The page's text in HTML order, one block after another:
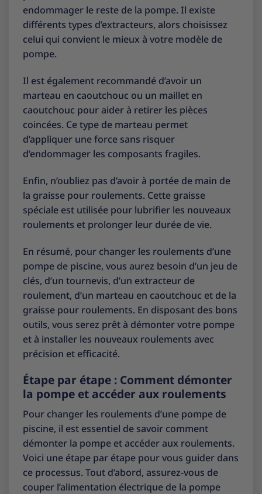
endommager le reste de la pompe. Il existe
différents types d’extracteurs, alors choisissez
celui qui convient le mieux à votre modèle de
pompe.
Il est également recommandé d’avoir un
marteau en caoutchouc ou un maillet en
caoutchouc pour aider à retirer les pièces
coincées. Ce type de marteau permet
d’appliquer une force sans risquer
d’endommager les composants fragiles.
Enfin, n’oubliez pas d’avoir à portée de main de
la graisse pour roulements. Cette graisse
spéciale est utilisée pour lubrifier les nouveaux
roulements et prolonger leur durée de vie.
En résumé, pour changer les roulements d’une
pompe de piscine, vous aurez besoin d’un jeu de
clés, d’un tournevis, d’un extracteur de
roulement, d’un marteau en caoutchouc et de la
graisse pour roulements. En disposant des bons
outils, vous serez prêt à démonter votre pompe
et à installer les nouveaux roulements avec
précision et efficacité.
Étape par étape : Comment démonter
la pompe et accéder aux roulements
Pour changer les roulements d’une pompe de
piscine, il est essentiel de savoir comment
démonter la pompe et accéder aux roulements.
Voici une étape par étape pour vous guider dans
ce processus. Tout d’abord, assurez-vous de
couper l’alimentation électrique de la pompe